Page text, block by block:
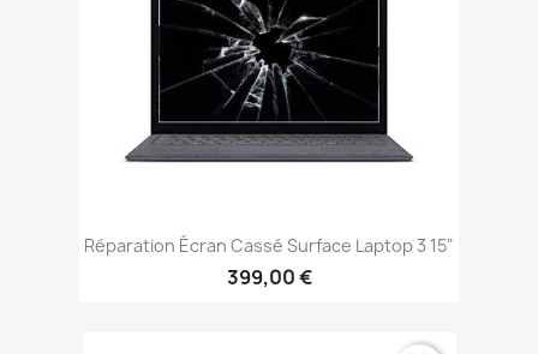
Réparation Écran Cassé Surface Laptop 3 15"
399,00 €